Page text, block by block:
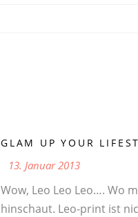
GLAM UP YOUR
13. Januar 2013
Wow, Leo Leo Leo…. Wo
hinschaut. Leo-print ist